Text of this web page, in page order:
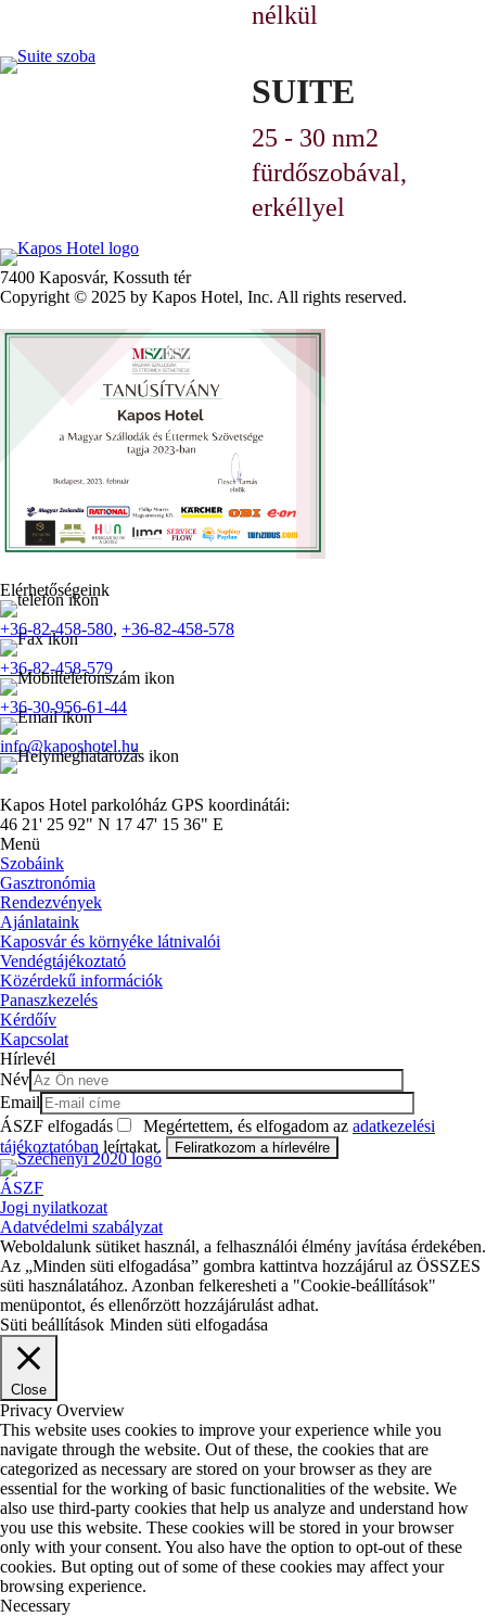
nélkül
SUITE
25 - 30 nm2
fürdőszobával,
erkéllyel
7400 Kaposvár, Kossuth tér
Copyright © 2025 by Kapos Hotel, Inc. All rights reserved.
Elérhetőségeink
+36-82-458-580, +36-82-458-578
+36-82-458-579
+36-30-956-61-44
info@kaposhotel.hu
Kapos Hotel parkolóház GPS koordinátái:
46 21' 25 92" N 17 47' 15 36" E
Menü
Szobáink
Gasztronómia
Rendezvények
Ajánlataink
Kaposvár és környéke látnivalói
Vendégtájékoztató
Közérdekű információk
Panaszkezelés
Kérdőív
Kapcsolat
Hírlevél
Név
Email
ÁSZF elfogadás
Megértettem, és elfogadom az adatkezelési
tájékoztatóban leírtakat.
ÁSZF
Jogi nyilatkozat
Adatvédelmi szabályzat
Weboldalunk sütiket használ, a felhasználói élmény javítása érdekében.
Az „Minden süti elfogadása” gombra kattintva hozzájárul az ÖSSZES
süti használatához. Azonban felkeresheti a "Cookie-beállítások"
menüpontot, és ellenőrzött hozzájárulást adhat.
Süti beállítások Minden süti elfogadása
Close
Privacy Overview
This website uses cookies to improve your experience while you
navigate through the website. Out of these, the cookies that are
categorized as necessary are stored on your browser as they are
essential for the working of basic functionalities of the website. We
also use third-party cookies that help us analyze and understand how
you use this website. These cookies will be stored in your browser
only with your consent. You also have the option to opt-out of these
cookies. But opting out of some of these cookies may affect your
browsing experience.
Necessary